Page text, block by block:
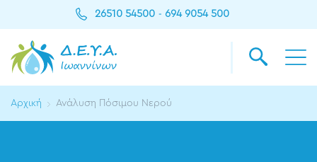
26510 54500 - 694 9054 500
Αρχική Ανάλυση Πόσιμου Νερού